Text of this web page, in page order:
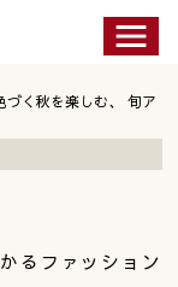
く秋を楽しむ、 旬ア
るファッション